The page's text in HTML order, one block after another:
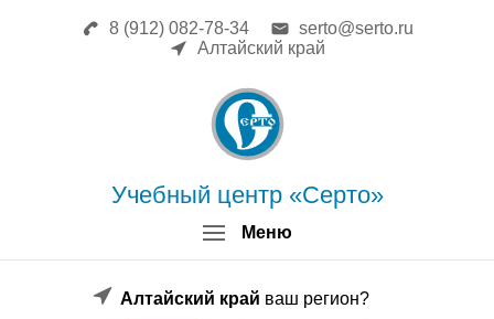
Меню
Учебный центр «Серто»
8 (912) 082-78-34
serto@serto.ru
Алтайский край
Алтайский край ваш регион?
Повышение квалификации
Профессиональная переподготовка
Форма заявки
Образец диплома